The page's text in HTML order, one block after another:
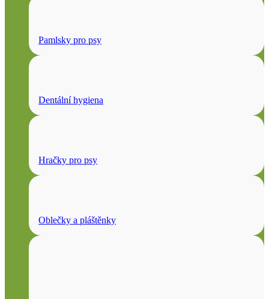
Pamlsky pro psy
Dentální hygiena
Hračky pro psy
Oblečky a pláštěnky